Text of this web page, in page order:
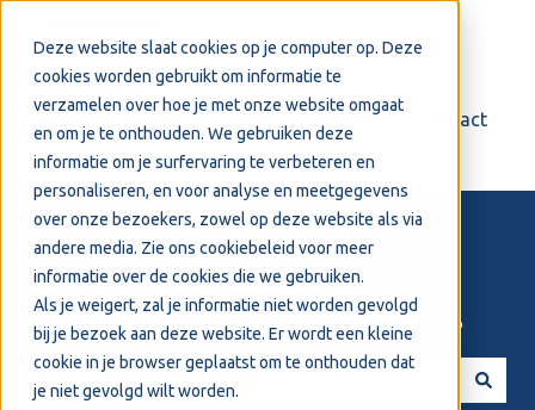
Deze website slaat cookies op je computer op. Deze
cookies worden gebruikt om informatie te
verzamelen over hoe je met onze website omgaat
en om je te onthouden. We gebruiken deze
informatie om je surfervaring te verbeteren en
personaliseren, en voor analyse en meetgegevens
over onze bezoekers, zowel op deze website als via
andere media. Zie ons cookiebeleid voor meer
informatie over de cookies die we gebruiken.
Als je weigert, zal je informatie niet worden gevolgd
bij je bezoek aan deze website. Er wordt een kleine
cookie in je browser geplaatst om te onthouden dat
je niet gevolgd wilt worden.
Support Contact
Welkom! Hoe kunnen we je helpen?